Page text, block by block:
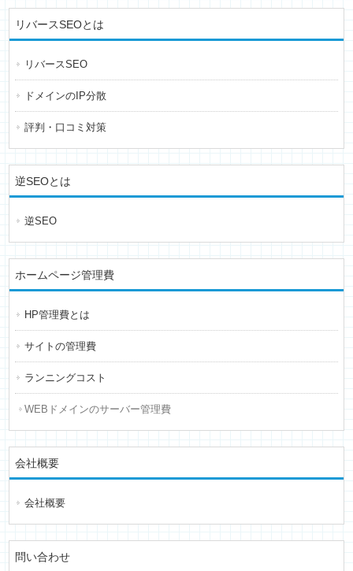
リバースSEOとは
リバースSEO
ドメインのIP分散
評判・口コミ対策
逆SEOとは
逆SEO
ホームページ管理費
HP管理費とは
サイトの管理費
ランニングコスト
WEBドメインのサーバー管理費
会社概要
会社概要
問い合わせ